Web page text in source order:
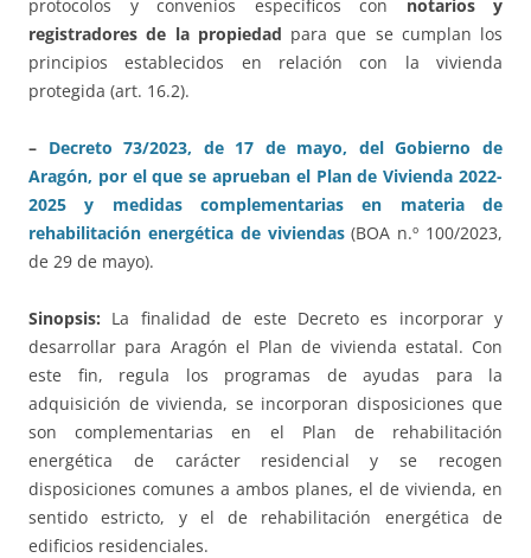
protocolos y convenios específicos con notarios y
registradores de la propiedad para que se cumplan los
principios establecidos en relación con la vivienda
protegida (art. 16.2).
– Decreto 73/2023, de 17 de mayo, del Gobierno de
Aragón, por el que se aprueban el Plan de Vivienda 2022-
2025 y medidas complementarias en materia de
rehabilitación energética de viviendas(BOA n.º 100/2023,
de 29 de mayo).
Sinopsis: La finalidad de este Decreto es incorporar y
desarrollar para Aragón el Plan de vivienda estatal. Con
este fin, regula los programas de ayudas para la
adquisición de vivienda, se incorporan disposiciones que
son complementarias en el Plan de rehabilitación
energética de carácter residencial y se recogen
disposiciones comunes a ambos planes, el de vivienda, en
sentido estricto, y el de rehabilitación energética de
edificios residenciales.